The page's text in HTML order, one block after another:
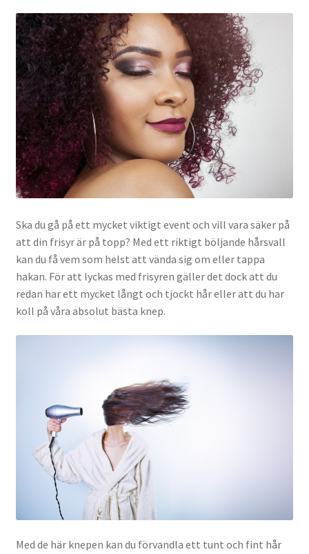
Ska du gå på ett mycket viktigt event och vill vara säker på
att din frisyr är på topp? Med ett riktigt böljande hårsvall
kan du få vem som helst att vända sig om eller tappa
hakan. För att lyckas med frisyren gäller det dock att du
redan har ett mycket långt och tjockt hår eller att du har
koll på våra absolut bästa knep.
Med de här knepen kan du förvandla ett tunt och fint hår